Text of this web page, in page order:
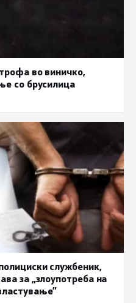
во виничко,
со брусилица
службеник,
за „злоупотреба на